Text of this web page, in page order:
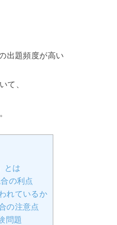
出題頻度が高い
て、
とは
の利点
れているか
の注意点
問題